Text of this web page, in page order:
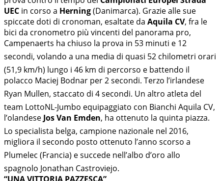
UEC in corso a Herning(Danimarca). Grazie alle sue
spiccate doti di cronoman, esaltate da Aquila CV, fra le
bici da cronometro più vincenti del panorama pro,
Campenaerts ha chiuso la prova in 53 minuti e 12
secondi, volando a una media di quasi 52 chilometri orari
(51,9 km/h) lungo i 46 km di percorso e battendo il
polacco Maciej Bodnar per 2 secondi. Terzo l’irlandese
Ryan Mullen, staccato di 4 secondi. Un altro atleta del
team LottoNL-Jumbo equipaggiato con Bianchi Aquila CV,
l’olandese Jos Van Emden, ha ottenuto la quinta piazza.
Lo specialista belga, campione nazionale nel 2016,
migliora il secondo posto ottenuto l’anno scorso a
Plumelec (Francia) e succede nell’albo d’oro allo
spagnolo Jonathan Castroviejo.